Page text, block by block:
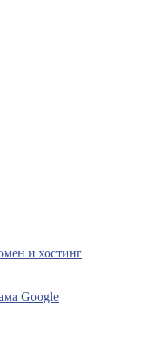
и хостинг
Google